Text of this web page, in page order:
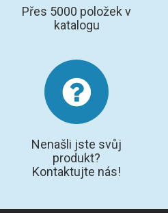
Přes 5000 položek v
katalogu
Nenašli jste svůj
produkt?
Kontaktujte nás!